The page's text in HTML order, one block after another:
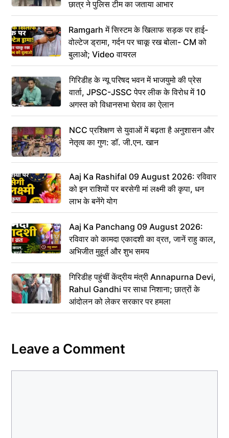
छात्र ने पुलिस टीम का जताया आभार
Ramgarh में सिस्टम के खिलाफ सड़क पर हाई-
वोल्टेज ड्रामा, गर्दन पर चाकू रख बोला- CM को
बुलाओ; Video वायरल
गिरिडीह के न्यू परिषद भवन में भाजयुमो की प्रेस
वार्ता, JPSC-JSSC पेपर लीक के विरोध में 10
अगस्त को विधानसभा घेराव का ऐलान
NCC प्रशिक्षण से युवाओं में बढ़ता है अनुशासन और
नेतृत्व का गुण: डॉ. जी.एन. खान
Aaj Ka Rashifal 09 August 2026: रविवार
को इन राशियों पर बरसेगी मां लक्ष्मी की कृपा, धन
लाभ के बनेंगे योग
Aaj Ka Panchang 09 August 2026:
रविवार को कामदा एकादशी का व्रत, जानें राहु काल,
अभिजीत मुहूर्त और शुभ समय
गिरिडीह पहुंचीं केंद्रीय मंत्री Annapurna Devi,
Rahul Gandhi पर साधा निशाना; छात्रों के
आंदोलन को लेकर सरकार पर हमला
Leave a Comment